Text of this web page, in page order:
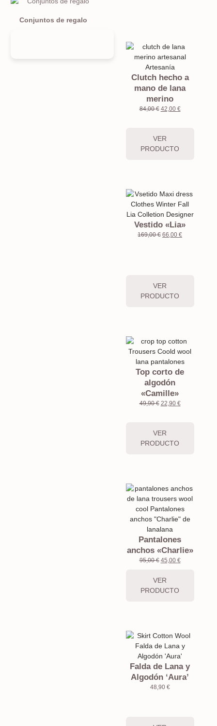
Conjuntos de regalo
Clutch hecho a
mano de lana
merino
84,00€ 42,00 €
VER
PRODUCTO
Vestido «Lia»
169,00€ 66,00€
VER
PRODUCTO
Top corto de
algodón
«Camille»
49,90€ 22,90 €
VER
PRODUCTO
Pantalones
anchos «Charlie»
95,00€ 45,00 €
VER
PRODUCTO
Falda de Lana y
Algodón ‘Aura’
48,90 €